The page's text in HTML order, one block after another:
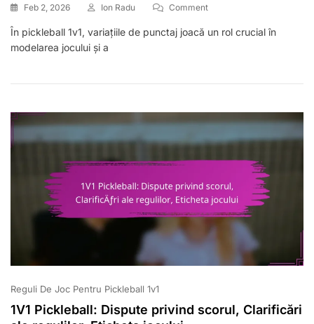
Feb 2, 2026 Ion Radu CommentOn
Scor
De
Limite
De
Puncte
În pickleball 1v1, variațiile de punctaj joacă un rol crucial în
modelarea jocului și a
Reguli De Joc Pentru Pickleball 1v1
1V1 Pickleball: Dispute privind scorul, Clarificări